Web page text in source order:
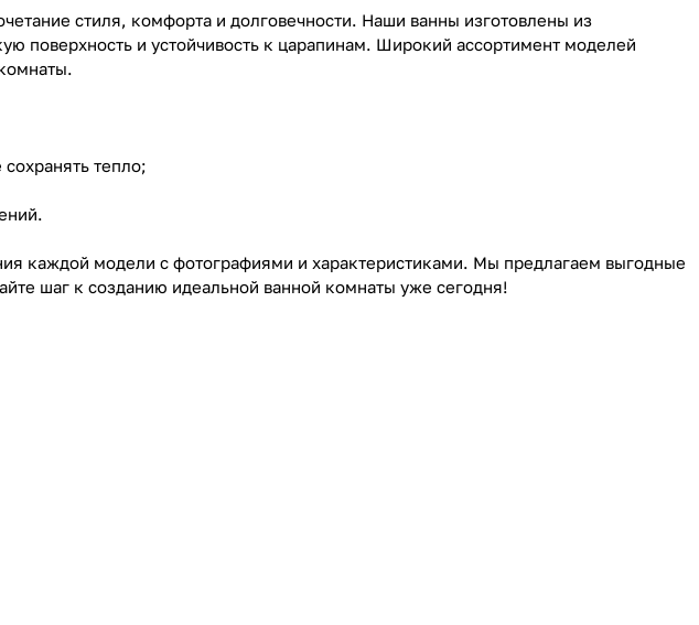
стиля, комфорта и долговечности. Наши ванны изготовлены из
поверхность и устойчивость к царапинам. Широкий ассортимент моделей
тепло;
каждой модели с фотографиями и характеристиками. Мы предлагаем выгодные
шаг к созданию идеальной ванной комнаты уже сегодня!